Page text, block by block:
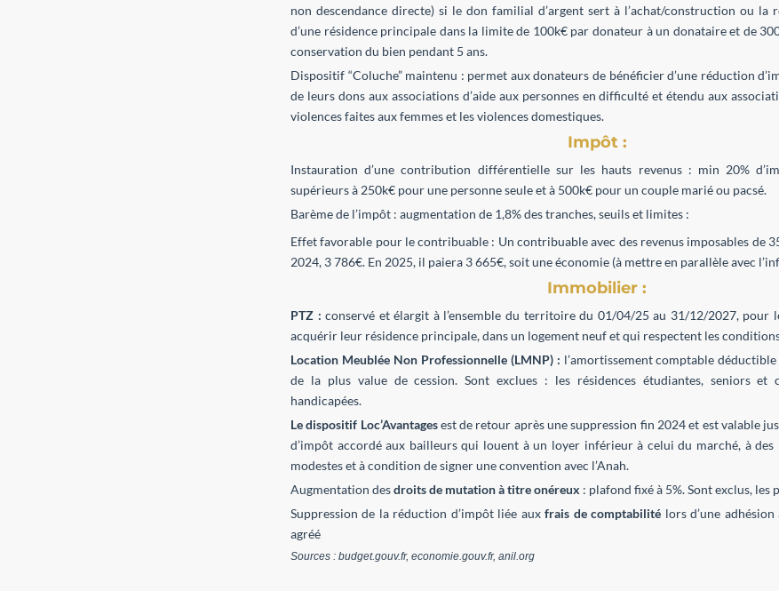
non descendance directe) si le don familial d’argent sert à l’achat/construction ou la
d’une résidence principale dans la limite de 100k€ par donateur à un donataire et de
conservation du bien pendant 5 ans.
Dispositif “Coluche” maintenu : permet aux donateurs de bénéficier d’une réduction
de leurs dons aux associations d’aide aux personnes en difficulté et étendu aux
violences faites aux femmes et les violences domestiques.
Impôt :
Instauration d’une contribution différentielle sur les hauts revenus : min 20%
supérieurs à 250k€ pour une personne seule et à 500k€ pour un couple marié ou pacsé.
Barème de l’impôt : augmentation de 1,8% des tranches, seuils et limites :
Effet favorable pour le contribuable : Un contribuable avec des revenus imposables de
2024, 3 786€. En 2025, il paiera 3 665€, soit une économie (à mettre en parallèle avec
Immobilier :
PTZ : conservé et élargit à l’ensemble du territoire du 01/04/25 au 31/12/2027, pour
acquérir leur résidence principale, dans un logement neuf et qui respectent les
Location Meublée Non Professionnelle (LMNP) : l’amortissement comptable
de la plus value de cession. Sont exclues : les résidences étudiantes, seniors et
handicapées.
Le dispositif Loc’Avantagesest de retour après une suppression fin 2024 et est valable
d’impôt accordé aux bailleurs qui louent à un loyer inférieur à celui du marché, à des
modestes et à condition de signer une convention avec l’Anah.
Augmentation desdroits de mutation à titre onéreux : plafond fixé à 5%. Sont exclus, les
Suppression de la réduction d’impôt liée auxfrais de comptabilité lors d’une
agréé
Sources : budget.gouv.fr, economie.gouv.fr, anil.org